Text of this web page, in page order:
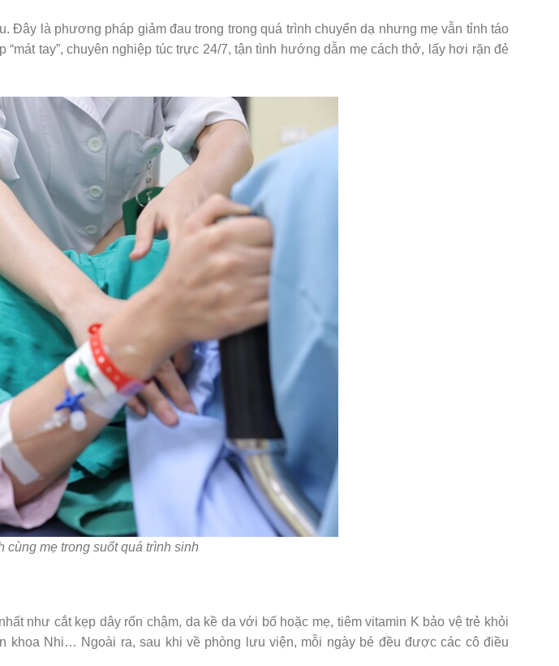
Đây là phương pháp giảm đau trong trong quá trình chuyển dạ nhưng mẹ vẫn tỉnh táo
tay”, chuyên nghiệp túc trực 24/7, tận tình hướng dẫn mẹ cách thở, lấy hơi rặn đẻ
mẹ trong suốt quá trình sinh
như cắt kẹp dây rốn chậm, da kề da với bố hoặc mẹ, tiêm vitamin K bảo vệ trẻ khỏi
khoa Nhi… Ngoài ra, sau khi về phòng lưu viện, mỗi ngày bé đều được các cô điều